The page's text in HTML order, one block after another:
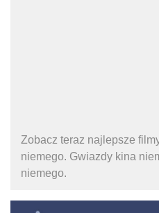
Zobacz teraz najlepsze
niemego. Gwiazdy kina
niemego.